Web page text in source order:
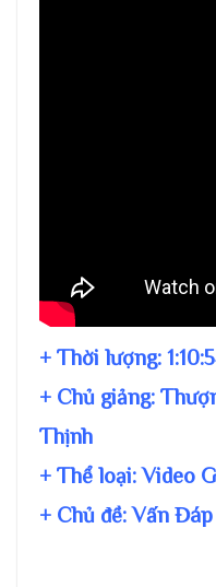
+ Thời lượng:
+ Chủ giảng:
Thịnh
+ Thể loại: Video
+ Chủ đề:Vấn Đáp